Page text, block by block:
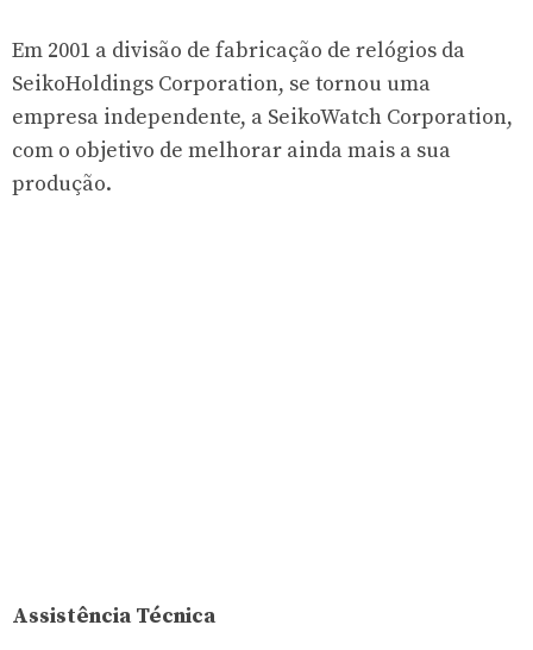
Em 2001 a divisão de fabricação de relógios da
SeikoHoldings Corporation, se tornou uma
empresa independente, a SeikoWatch Corporation,
com o objetivo de melhorar ainda mais a sua
produção.
Assistência Técnica